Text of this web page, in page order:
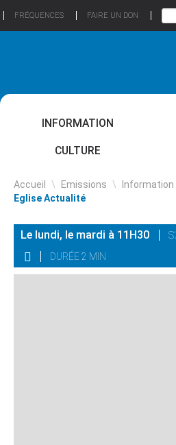
FRÉQUENCES FAIRE UN DON
INFORMATION
CULTURE
Accueil \ Emissions \ Information
Eglise Actualité
Le lundi, le mardi à 11H30
DURÉE 2 MIN